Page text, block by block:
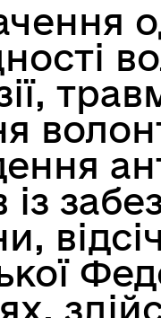
допомога
та їхнім родинам
із